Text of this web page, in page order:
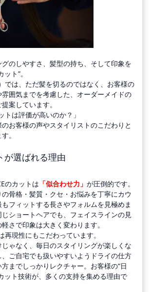
のしやすさ、髪型の持ち、そして印象を
ト”。
では、ただ髪を切るのではなく、お客様の
囲気までを考慮した、オーダーメイドの
案しています。
トは評価が高いのか？」
お客様の声やスタイリストのこだわりと
。
が選ばれる理由
のカットは 「似合わせ力」 が圧倒的です。
骨格・髪質・クセ・お悩みを丁寧にカウ
フィットする長さやフォルムを見極めま
ショートヘアでも、フェイスラインの見
さで印象は大きく変わります。
再現性にもこだわっています。
じゃなく、毎日のスタイリングが楽しくな
ご自宅でも扱いやすいようドライの仕方
までしっかりレクチャー。お客様の“日
ット技術が、多くの支持を集める理由で